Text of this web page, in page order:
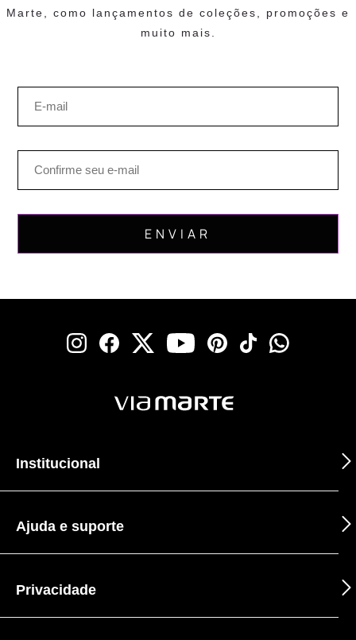
Marte, como lançamentos de coleções, promoções e
muito mais.
Institucional
Ajuda e suporte
Privacidade